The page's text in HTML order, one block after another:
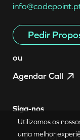
Pedir
ou
Agendar Call
Siga-nos
Utilizamos os
uma melhor